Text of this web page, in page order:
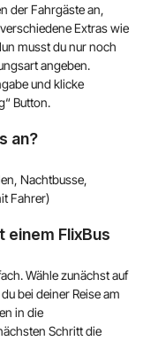
der Fahrgäste an,
Extras wie
musst du nur noch
angeben.
und klicke
Button.
an?
Nachtbusse,
Fahrer)
einem FlixBus
Wähle zunächst auf
bei deiner Reise am
in die
Schritt die